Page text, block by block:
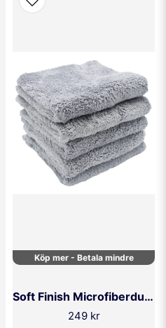
Köp mer - Betala mindre
Soft Finish Microfiberduk (5-pack)
249 kr